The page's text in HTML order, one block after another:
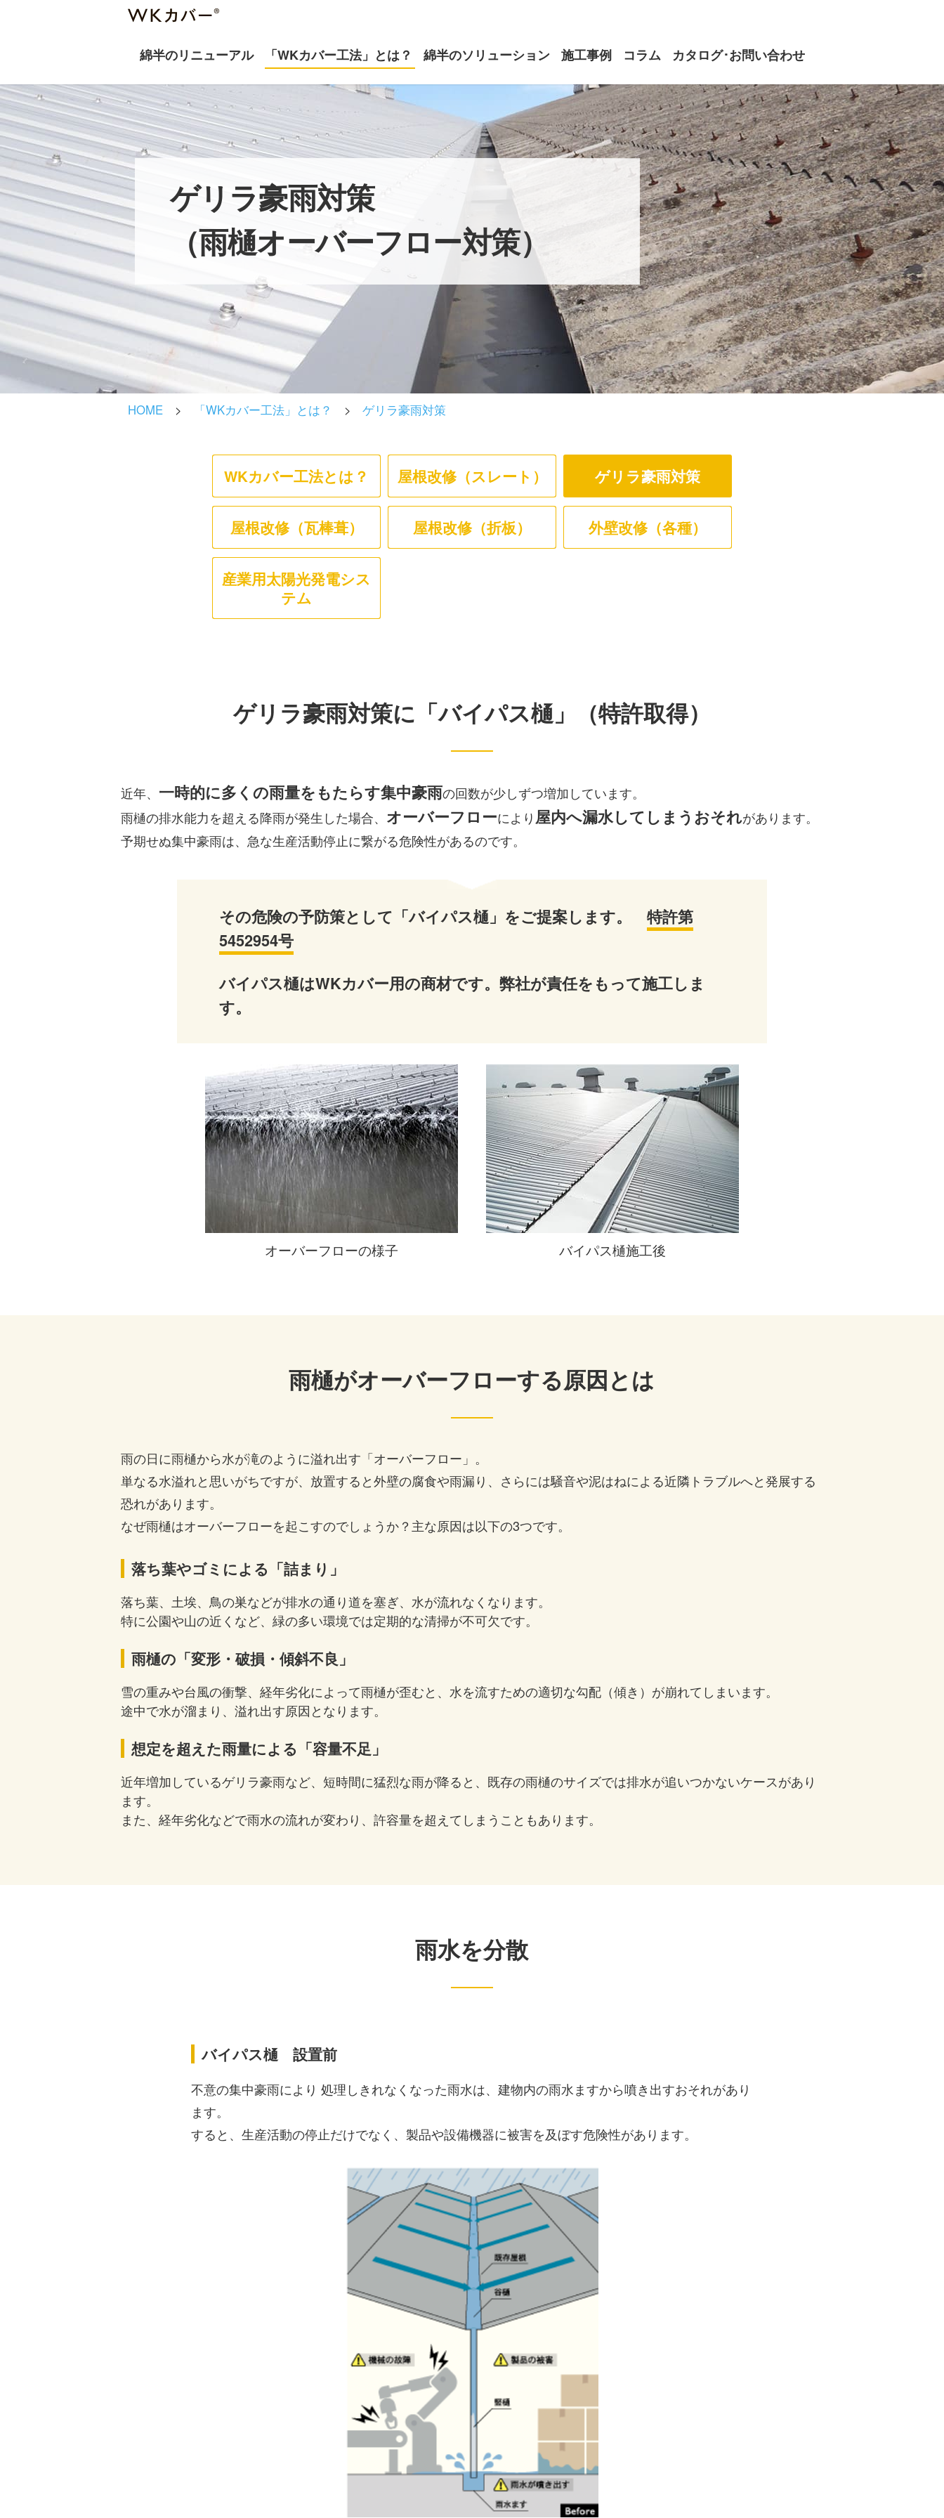
綿半のリニューアル 「WKカバー工法」とは？ 綿半のソリューション 施工事例 コラム カタログ･お問い合わせ
ゲリラ豪雨対策
（雨樋オーバーフロー対策）
HOME > 「WKカバー工法」とは？ > ゲリラ豪雨対策
WKカバー工法とは？ 屋根改修（スレート） ゲリラ豪雨対策
屋根改修（瓦棒葺） 屋根改修（折板） 外壁改修（各種）
産業用太陽光発電シス
テム
ゲリラ豪雨対策に「バイパス樋」（特許取得）
近年、 一時的に多くの雨量をもたらす集中豪雨の回数が少しずつ増加しています。
雨樋の排水能力を超える降雨が発生した場合、 オーバーフローにより屋内へ漏水してしまうおそれがあります。
予期せぬ集中豪雨は、急な生産活動停止に繋がる危険性があるのです。
その危険の予防策として「バイパス樋」をご提案します。 特許第
5452954号
バイパス樋はWKカバー用の商材です。 弊社が責任をもって施工しま
す。
オーバーフローの様子 バイパス樋施工後
雨樋がオーバーフローする原因とは
雨の日に雨樋から水が滝のように溢れ出す「オーバーフロー」。
単なる水溢れと思いがちですが、放置すると外壁の腐食や雨漏り、さらには騒音や泥はねによる近隣トラブルへと発展する
恐れがあります。
なぜ雨樋はオーバーフローを起こすのでしょうか？主な原因は以下の3つです。
落ち葉やゴミによる「詰まり」
落ち葉、土埃、鳥の巣などが排水の通り道を塞ぎ、水が流れなくなります。
特に公園や山の近くなど、緑の多い環境では定期的な清掃が不可欠です。
雨樋の「変形・破損・傾斜不良」
雪の重みや台風の衝撃、経年劣化によって雨樋が歪むと、水を流すための適切な勾配（傾き）が崩れてしまいます。
途中で水が溜まり、溢れ出す原因となります。
想定を超えた雨量による「容量不足」
近年増加しているゲリラ豪雨など、短時間に猛烈な雨が降ると、既存の雨樋のサイズでは排水が追いつかないケースがあり
ます。
また、経年劣化などで雨水の流れが変わり、許容量を超えてしまうこともあります。
雨水を分散
バイパス樋 設置前
不意の集中豪雨により 処理しきれなくなった雨水は、建物内の雨水ますから噴き出すおそれがあり
ます。
すると、生産活動の停止だけでなく、製品や設備機器に被害を及ぼす危険性があります。